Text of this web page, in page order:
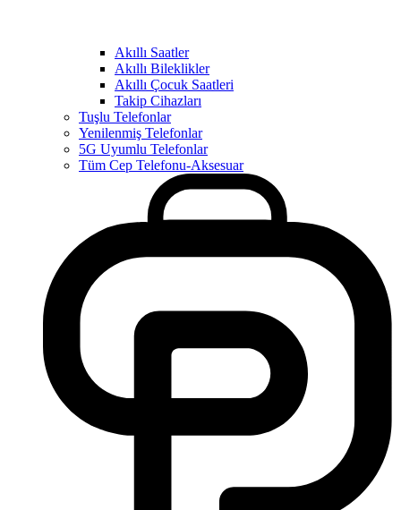
Akıllı Saatler
Akıllı Bileklikler
Akıllı Çocuk Saatleri
Takip Cihazları
Tuşlu Telefonlar
Yenilenmiş Telefonlar
5G Uyumlu Telefonlar
Tüm Cep Telefonu-Aksesuar